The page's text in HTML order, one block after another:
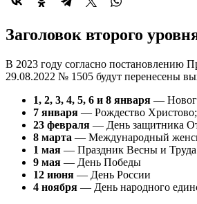
Заголовок второго
В 2023 году согласно постановлению
29.08.2022 № 1505 будут перенесены
1, 2, 3, 4, 5, 6 и 8 января —
7 января — Рождество Христово;
23 февраля — День защитника
8 марта — Международный
1 мая — Праздник Весны и Труда
9 мая — День Победы
12 июня — День России
4 ноября — День народного